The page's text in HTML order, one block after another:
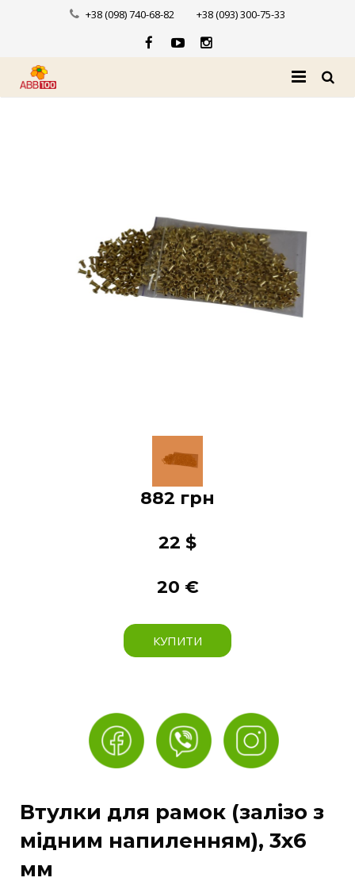
+38 (098) 740-68-82 +38 (093) 300-75-33
Доставка і оплата
882 грн
22 $
20 €
КУПИТИ
Втулки для рамок (залізо з
мідним напиленням), 3х6
мм